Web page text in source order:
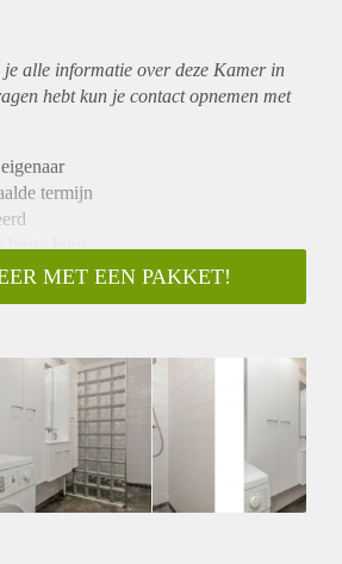
alle informatie over deze Kamer in
hebt kun je contact opnemen met
termijn
bruto huur
Ja
Nee
N.v.t.
MET EEN PAKKET!